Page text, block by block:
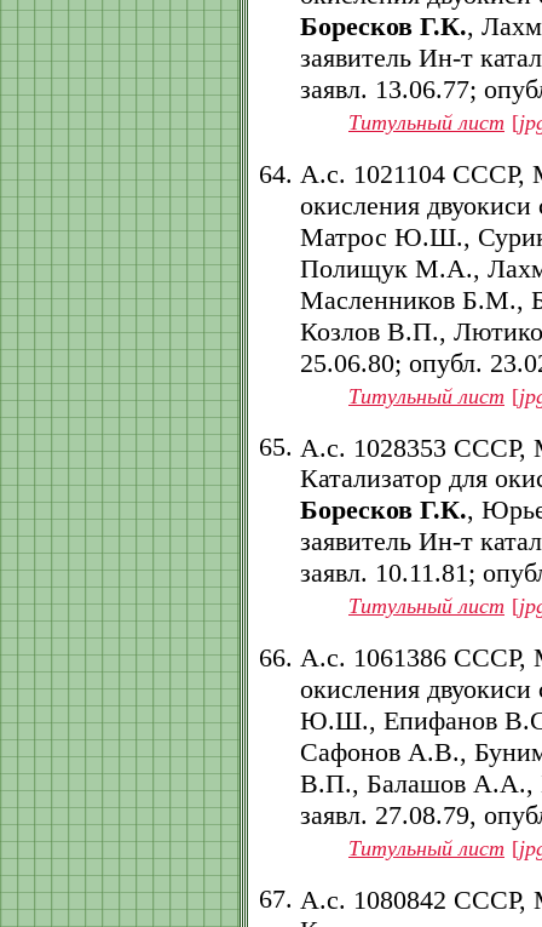
Боресков Г.К.,
заявитель Ин-т
заявл. 13.06.77;
Титульный лист [
А.с. 1021104
окисления
Матрос Ю.Ш.,
Полищук М.А.,
Масленников Б.М.,
Козлов В.П.,
25.06.80; опубл.
Титульный лист [
А.с. 1028353
Катализатор для
Боресков Г.К.,
заявитель Ин-т
заявл. 10.11.81;
Титульный лист [
А.с. 1061386
окисления
Ю.Ш., Епифанов
Сафонов А.В.,
В.П., Балашов А.А.,
заявл. 27.08.79,
Титульный лист [
А.с. 1080842